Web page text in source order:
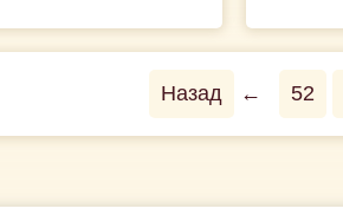
Назад ← 52